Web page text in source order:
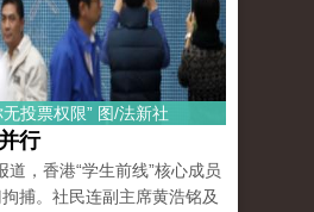
投票权限” 图/法新社
行
道，香港“学生前线”核心成员
捕。社民连副主席黄浩铭及